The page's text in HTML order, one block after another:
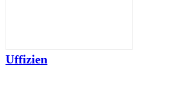
Uffizien